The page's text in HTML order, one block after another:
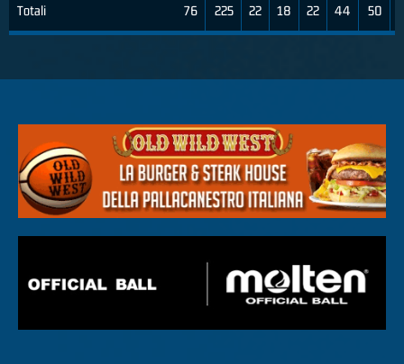
Totali 76 225 22 18 22 44 50